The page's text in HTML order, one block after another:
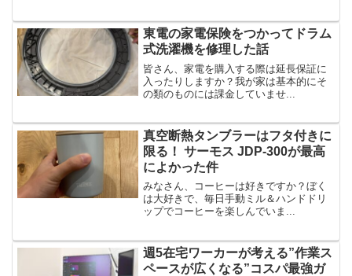
東電の家電保険をつかってドラム
式洗濯機を修理した話
皆さん、家電を購入する際は延長保証に
入ったりしますか？我が家は基本的にそ
の類のものには課金していませ...
真空断熱タンブラーはフタ付きに
限る！ サーモス JDP-300が最高
によかった件
みなさん、コーヒーは好きですか？ぼく
は大好きで、毎日手動ミル＆ハンドドリ
ップでコーヒーを楽しんでいま...
週5在宅ワーカーが考える”作業ス
ペースが広くなる”コスパ最強ガ